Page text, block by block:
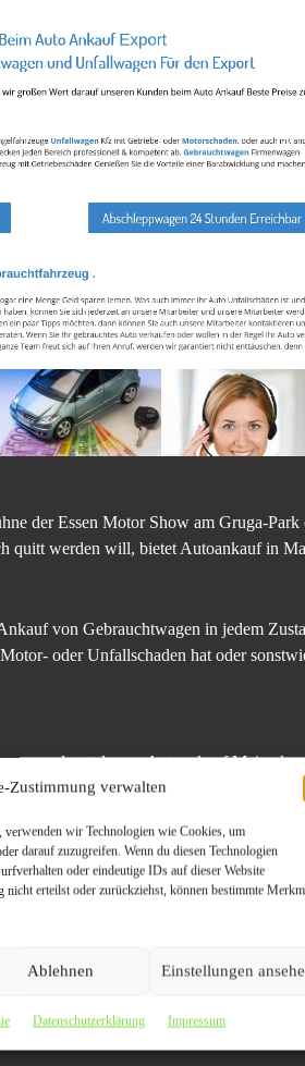
Zustimmung verwalten
wir Technologien wie Cookies, um
darauf zuzugreifen. Wenn du diesen Technologien
oder eindeutige IDs auf dieser Website
nicht erteilst oder zurückziehst, können bestimmte
Ablehnen Einstellungen
Datenschutzerklärung Impressum
der Essen Motor Show am Gruga-
werden will, bietet Autoankauf in
von Gebrauchtwagen in jedem
oder Unfallschaden hat oder
und stattdessen Autoankauf Mainz
auf seinen Gebrauchtwagen geben
aufkommen muss?
man all diese Risiken und erhält
werden die Autos wieder fahrtüchtig
handelt, zahlt Autoankauf Mainz